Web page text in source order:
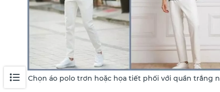
Chọn áo polo trơn hoặc họa tiết phối với quần trắng